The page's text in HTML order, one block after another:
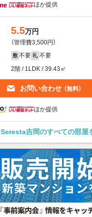
ほか提供
5.5万円
（管理費3,500円）
敷 不要 礼 不要
2階 / 1LDK / 39.43㎡
お問い合わせ （無料）
ほか提供
Seresta吉岡のすべての部屋